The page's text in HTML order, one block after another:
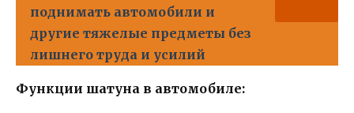
поднимать автомобили и
другие тяжелые предметы без
лишнего труда и усилий
Функции шатуна в автомобиле: